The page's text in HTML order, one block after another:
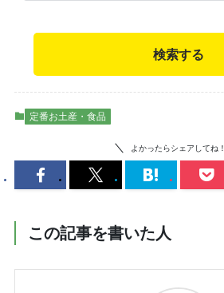
検索する
定番お土産・食品
よかったらシェアしてね！
この記事を書いた人